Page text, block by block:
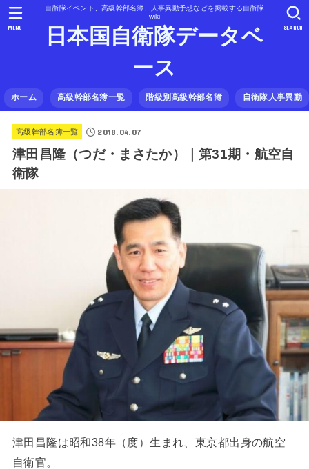
自衛隊イベント、高級幹部名簿、人事異動予想などを掲載する自衛隊
wiki
日本国自衛隊データベ
ース
ホーム 高級幹部名簿一覧 階級別高級幹部名簿 自衛隊人事異動
SEARCH
MENU
高級幹部名簿一覧 2018.04.07
津田昌隆（つだ・まさたか）｜第31期・航空自
衛隊
津田昌隆は昭和38年（度）生まれ、東京都出身の航空
自衛官。